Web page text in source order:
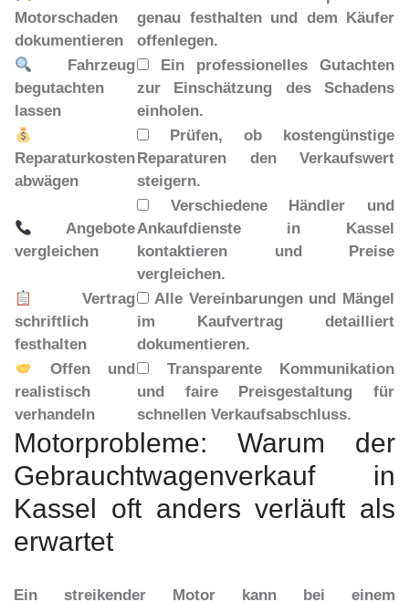
Motorschaden
dokumentieren
genau festhalten und dem Käufer
offenlegen.
Fahrzeug
begutachten
lassen
Ein professionelles Gutachten
zur Einschätzung des Schadens
einholen.
Reparaturkosten
abwägen
Prüfen, ob kostengünstige
Reparaturen den Verkaufswert
steigern.
Angebote
vergleichen
Verschiedene Händler und
Ankaufdienste in Kassel
kontaktieren und Preise
vergleichen.
Vertrag
schriftlich
festhalten
Alle Vereinbarungen und Mängel
im Kaufvertrag detailliert
dokumentieren.
Offen und
realistisch
verhandeln
Transparente Kommunikation
und faire Preisgestaltung für
schnellen Verkaufsabschluss.
Motorprobleme: Warum der
Gebrauchtwagenverkauf in
Kassel oft anders verläuft als
erwartet
Ein streikender Motor kann bei einem